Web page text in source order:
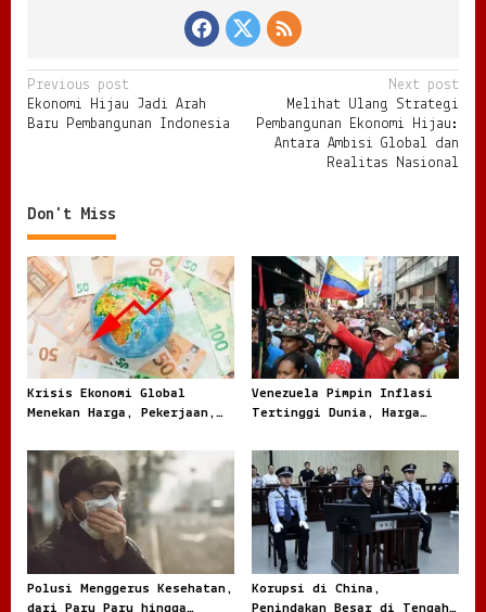
P
o
n
a
v
i
g
a
t
i
o
n
Previous post
Ekonomi Hijau Jadi Arah
Baru Pembangunan Indonesia
Next post
Melihat Ulang Strategi
Pembangunan Ekonomi Hijau:
Antara Ambisi Global dan
Realitas Nasional
Don't Miss
Krisis Ekonomi Global
Menekan Harga, Pekerjaan,
Venezuela Pimpin Inflasi
Tertinggi Dunia, Harga
Polusi Menggerus Kesehatan,
dari Paru Paru hingga
Korupsi di China,
Penindakan Besar di Tengah